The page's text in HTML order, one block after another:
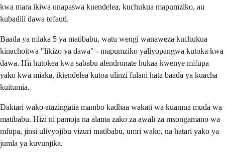
kwa mara ikiwa unapaswa kuendelea, kuchukua mapumziko, au
kubadili dawa tofauti.
Baada ya miaka 5 ya matibabu, watu wengi wanaweza kuchukua
kinachoitwa "likizo ya dawa" - mapumziko yaliyopangwa kutoka kwa
dawa. Hii hutokea kwa sababu alendronate hukaa kwenye mifupa
yako kwa miaka, ikiendelea kutoa ulinzi fulani hata baada ya kuacha
kuitumia.
Daktari wako atazingatia mambo kadhaa wakati wa kuamua muda wa
matibabu. Hizi ni pamoja na alama zako za awali za msongamano wa
mfupa, jinsi ulivyojibu vizuri matibabu, umri wako, na hatari yako ya
jumla ya kuvunjika.